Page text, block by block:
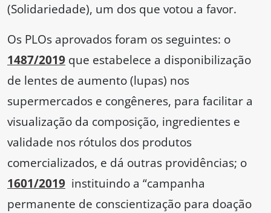
(Solidariedade), um dos que votou a favor.
Os PLOs aprovados foram os seguintes: o
1487/2019 que estabelece a disponibilização
de lentes de aumento (lupas) nos
supermercados e congêneres, para facilitar a
visualização da composição, ingredientes e
validade nos rótulos dos produtos
comercializados, e dá outras providências; o
1601/2019 instituindo a “campanha
permanente de conscientização para doação